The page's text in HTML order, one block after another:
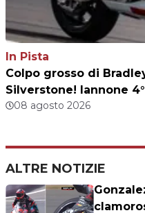
In Pista
Colpo grosso di
Silverstone! Iannone 4°
08 agosto 2026
ALTRE NOTIZIE